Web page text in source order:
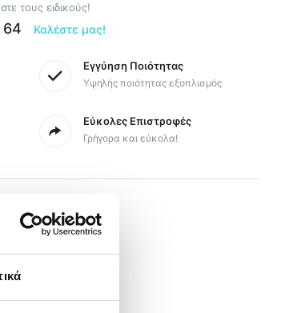
τους ειδικούς!
64 Καλέστε μας!
Εγγύηση Ποιότητας
Υψηλής ποιότητας εξοπλισμός
Εύκολες Επιστροφές
Γρήγορα και εύκολα!